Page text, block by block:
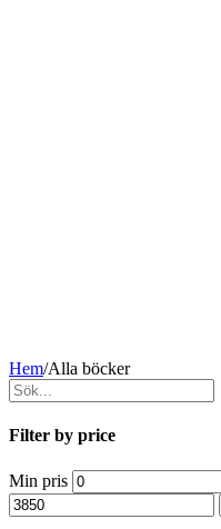
Hem/Alla böcker
Filter by price
Min pris